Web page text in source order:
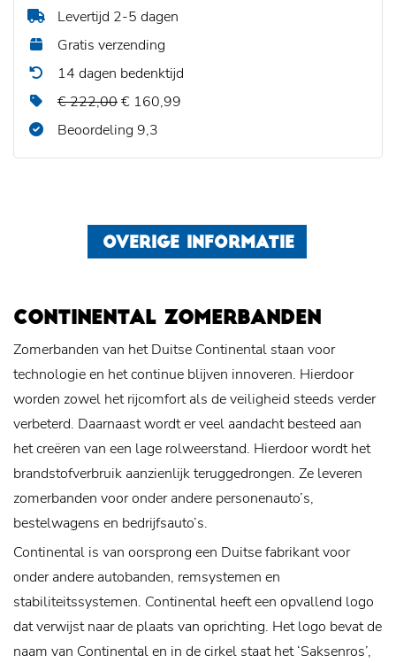
Levertijd 2-5 dagen
Gratis verzending
14 dagen bedenktijd
€ 222,00€ 160,99
Beoordeling 9,3
OVERIGE INFORMATIE
CONTINENTAL ZOMERBANDEN
Zomerbanden van het Duitse Continental staan voor
technologie en het continue blijven innoveren. Hierdoor
worden zowel het rijcomfort als de veiligheid steeds verder
verbeterd. Daarnaast wordt er veel aandacht besteed aan
het creëren van een lage rolweerstand. Hierdoor wordt het
brandstofverbruik aanzienlijk teruggedrongen. Ze leveren
zomerbanden voor onder andere personenauto’s,
bestelwagens en bedrijfsauto’s.
Continental is van oorsprong een Duitse fabrikant voor
onder andere autobanden, remsystemen en
stabiliteitssystemen. Continental heeft een opvallend logo
dat verwijst naar de plaats van oprichting. Het logo bevat de
naam van Continental en in de cirkel staat het ‘Saksenros’,